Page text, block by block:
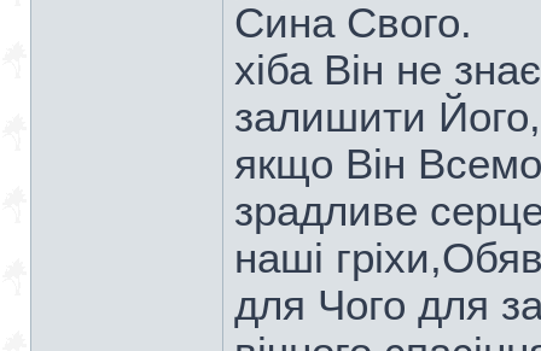
Сина Свого.
хіба Він не
залишити
якщо Він
зрадливе
наші
для Чого для